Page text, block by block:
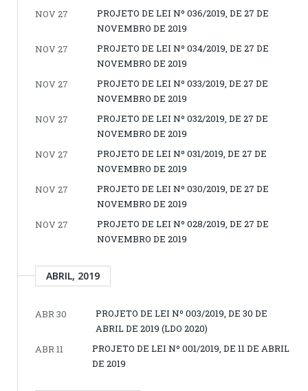
NOV 27
PROJETO DE LEI Nº 036/2019, DE 27 DE
NOVEMBRO DE 2019
NOV 27
PROJETO DE LEI Nº 034/2019, DE 27 DE
NOVEMBRO DE 2019
NOV 27
PROJETO DE LEI Nº 033/2019, DE 27 DE
NOVEMBRO DE 2019
NOV 27
PROJETO DE LEI Nº 032/2019, DE 27 DE
NOVEMBRO DE 2019
NOV 27
PROJETO DE LEI Nº 031/2019, DE 27 DE
NOVEMBRO DE 2019
NOV 27
PROJETO DE LEI Nº 030/2019, DE 27 DE
NOVEMBRO DE 2019
NOV 27
PROJETO DE LEI Nº 028/2019, DE 27 DE
NOVEMBRO DE 2019
ABRIL, 2019
ABR 30
PROJETO DE LEI Nº 003/2019, DE 30 DE
ABRIL DE 2019 (LDO 2020)
ABR 11
PROJETO DE LEI Nº 001/2019, DE 11 DE ABRIL
DE 2019